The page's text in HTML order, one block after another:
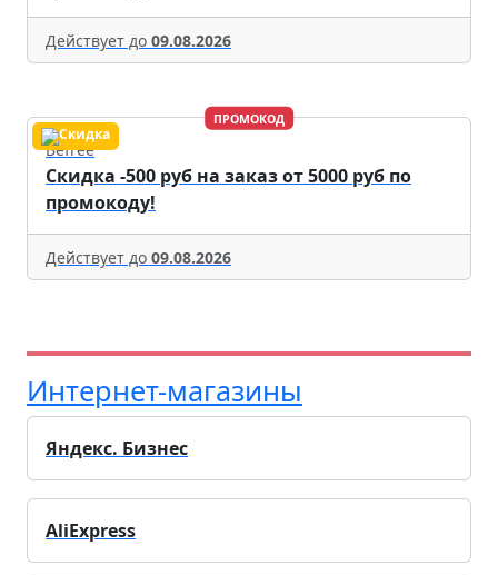
Действует до 09.08.2026
ПРОМОКОД
Befree
Скидка -500 руб на заказ от 5000 руб по
промокоду!
Действует до 09.08.2026
Интернет-магазины
Яндекс. Бизнес
AliExpress